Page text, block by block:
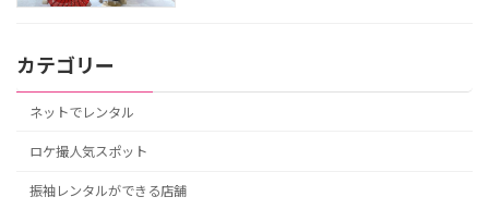
カテゴリー
ネットでレンタル
ロケ撮人気スポット
振袖レンタルができる店舗